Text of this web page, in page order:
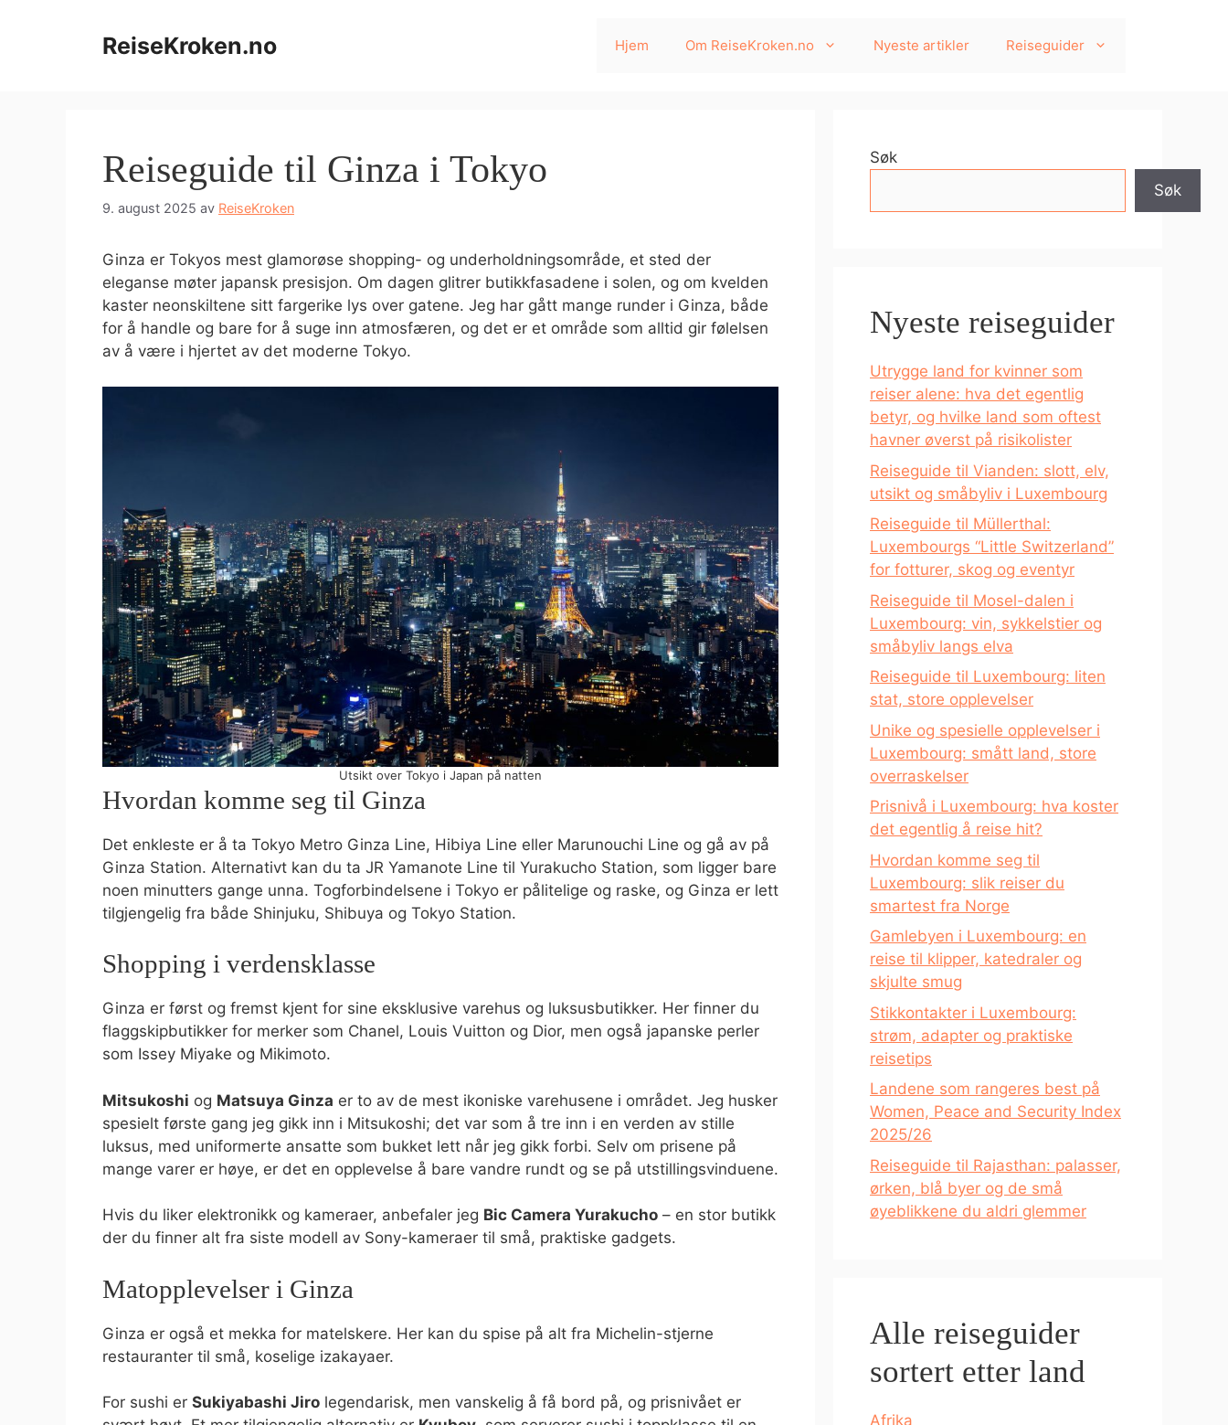
ReiseKroken.no Hjem Om ReiseKroken.no Nyeste artikler Reiseguider
Reiseguide til Ginza i Tokyo
9. august 2025 av ReiseKroken
Ginza er Tokyos mest glamorøse shopping- og underholdningsområde, et sted der
eleganse møter japansk presisjon. Om dagen glitrer butikkfasadene i solen, og om kvelden
kaster neonskiltene sitt fargerike lys over gatene. Jeg har gått mange runder i Ginza, både
for å handle og bare for å suge inn atmosfæren, og det er et område som alltid gir følelsen
av å være i hjertet av det moderne Tokyo.
Utsikt over Tokyo i Japan på natten
Hvordan komme seg til Ginza
Det enkleste er å ta Tokyo Metro Ginza Line, Hibiya Line eller Marunouchi Line og gå av på
Ginza Station. Alternativt kan du ta JR Yamanote Line til Yurakucho Station, som ligger bare
noen minutters gange unna. Togforbindelsene i Tokyo er pålitelige og raske, og Ginza er lett
tilgjengelig fra både Shinjuku, Shibuya og Tokyo Station.
Shopping i verdensklasse
Ginza er først og fremst kjent for sine eksklusive varehus og luksusbutikker. Her finner du
flaggskipbutikker for merker som Chanel, Louis Vuitton og Dior, men også japanske perler
som Issey Miyake og Mikimoto.
Mitsukoshi og Matsuya Ginza er to av de mest ikoniske varehusene i området. Jeg husker
spesielt første gang jeg gikk inn i Mitsukoshi; det var som å tre inn i en verden av stille
luksus, med uniformerte ansatte som bukket lett når jeg gikk forbi. Selv om prisene på
mange varer er høye, er det en opplevelse å bare vandre rundt og se på utstillingsvinduene.
Hvis du liker elektronikk og kameraer, anbefaler jeg Bic Camera Yurakucho – en stor butikk
der du finner alt fra siste modell av Sony-kameraer til små, praktiske gadgets.
Matopplevelser i Ginza
Ginza er også et mekka for matelskere. Her kan du spise på alt fra Michelin-stjerne
restauranter til små, koselige izakayaer.
For sushi er Sukiyabashi Jiro legendarisk, men vanskelig å få bord på, og prisnivået er
Søk
Søk
Nyeste reiseguider
Utrygge land for kvinner som
reiser alene: hva det egentlig
betyr, og hvilke land som oftest
havner øverst på risikolister
Reiseguide til Vianden: slott, elv,
utsikt og småbyliv i Luxembourg
Reiseguide til Müllerthal:
Luxembourgs “Little Switzerland”
for fotturer, skog og eventyr
Reiseguide til Mosel-dalen i
Luxembourg: vin, sykkelstier og
småbyliv langs elva
Reiseguide til Luxembourg: liten
stat, store opplevelser
Unike og spesielle opplevelser i
Luxembourg: smått land, store
overraskelser
Prisnivå i Luxembourg: hva koster
det egentlig å reise hit?
Hvordan komme seg til
Luxembourg: slik reiser du
smartest fra Norge
Gamlebyen i Luxembourg: en
reise til klipper, katedraler og
skjulte smug
Stikkontakter i Luxembourg:
strøm, adapter og praktiske
reisetips
Landene som rangeres best på
Women, Peace and Security Index
2025/26
Reiseguide til Rajasthan: palasser,
ørken, blå byer og de små
øyeblikkene du aldri glemmer
Alle reiseguider
sortert etter land
Afrika